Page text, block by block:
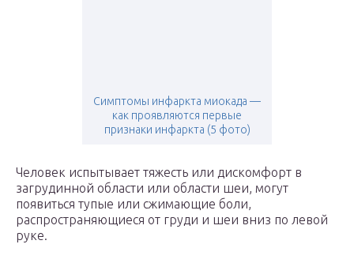
Симптомы инфаркта миокада —
как проявляются первые
признаки инфаркта (5 фото)
Человек испытывает тяжесть или дискомфорт в
загрудинной области или области шеи, могут
появиться тупые или сжимающие боли,
распространяющиеся от груди и шеи вниз по левой
руке.